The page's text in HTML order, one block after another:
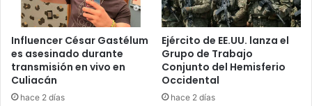
Influencer César Gastélum
es asesinado durante
transmisión en vivo en
Culiacán
hace 2 días
Ejército de EE.UU. lanza el
Grupo de Trabajo
Conjunto del Hemisferio
Occidental
hace 2 días